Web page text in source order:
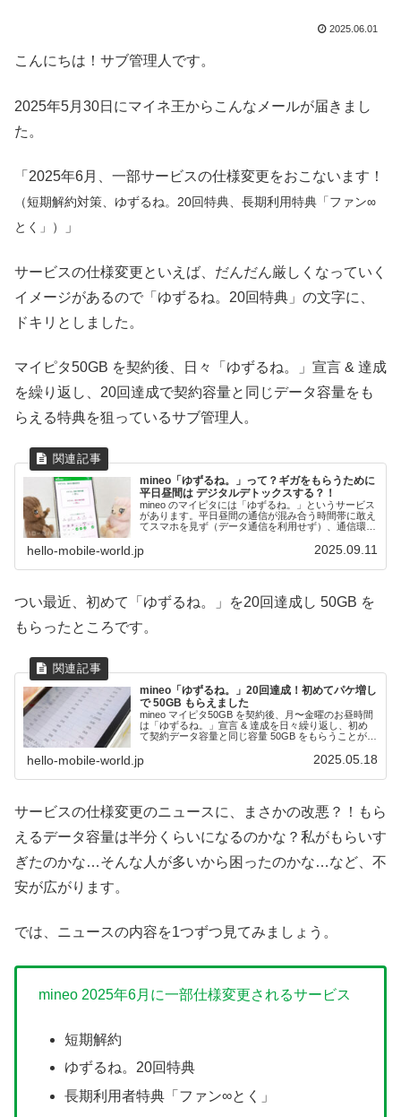
2025.06.01
こんにちは！サブ管理人です。
2025年5月30日にマイネ王からこんなメールが届きまし
た。
「2025年6月、一部サービスの仕様変更をおこないます！
（短期解約対策、ゆずるね。20回特典、長期利用特典「ファン∞
とく」）
」
サービスの仕様変更といえば、だんだん厳しくなっていく
イメージがあるので「ゆずるね。20回特典」の文字に、
ドキリとしました。
マイピタ50GB を契約後、日々「ゆずるね。」宣言 & 達成
を繰り返し、20回達成で契約容量と同じデータ容量をも
らえる特典を狙っているサブ管理人。
mineo「ゆずるね。」って？ギガをもらうために
平日昼間は デジタルデトックスする？！
mineo のマイピタには「ゆずるね。」というサービス
があります。平日昼間の通信が混み合う時間帯に敢え
てスマホを見ず（データ通信を利用せず）、通信環境
典を貰えます。マイピタ50GBを契約しているサブ管
るね。」を利用していること、その使い方や特典につ
hello-mobile-world.jp 2025.09.11
つい最近、初めて「ゆずるね。」を20回達成し 50GB を
もらったところです。
mineo「ゆずるね。」20回達成！初めてパケ増し
で 50GB もらえました
mineo マイピタ50GB を契約後、月〜金曜のお昼時間
は「ゆずるね。」宣言 & 達成を日々繰り返し、初め
て契約データ容量と同じ容量 50GB をもらうことがで
「ゆずるね。」開始日から換算するとのこと。3/21か
hello-mobile-world.jp 2025.05.18
サービスの仕様変更のニュースに、まさかの改悪？！もら
えるデータ容量は半分くらいになるのかな？私がもらいす
ぎたのかな…そんな人が多いから困ったのかな…など、不
安が広がります。
では、ニュースの内容を1つずつ見てみましょう。
mineo 2025年6月に一部仕様変更されるサービス
短期解約
ゆずるね。20回特典
長期利用者特典「ファン∞とく」